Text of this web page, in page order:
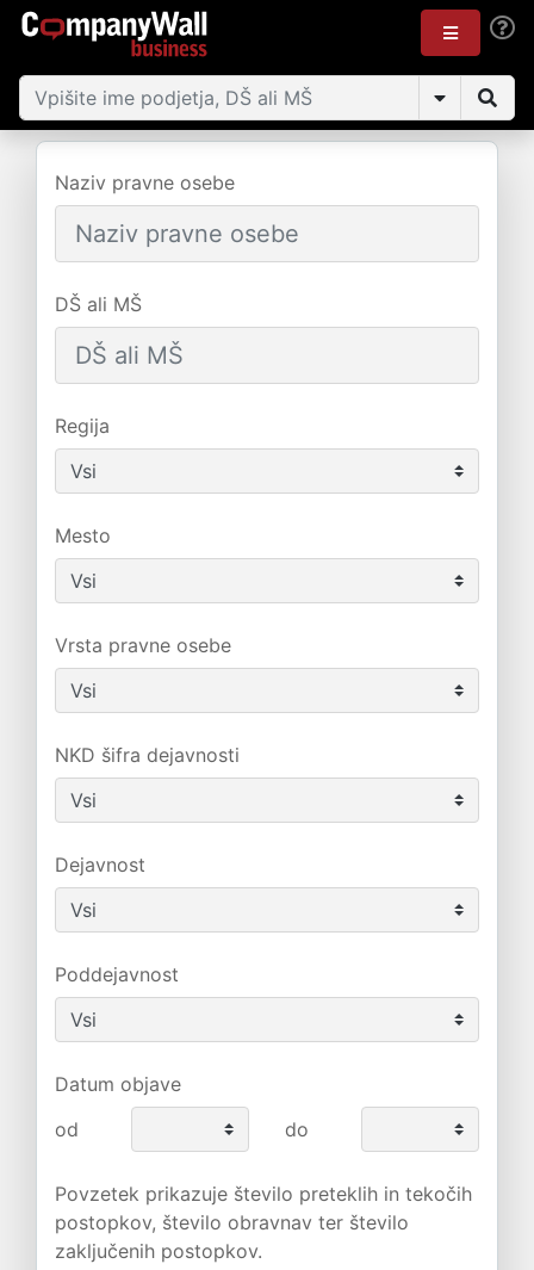
Naziv pravne osebe
DŠ ali MŠ
Regija
Mesto
Vrsta pravne osebe
NKD šifra dejavnosti
Dejavnost
Poddejavnost
Datum objave
od
do
Povzetek prikazuje število preteklih in tekočih
postopkov, število obravnav ter število
zaključenih postopkov.